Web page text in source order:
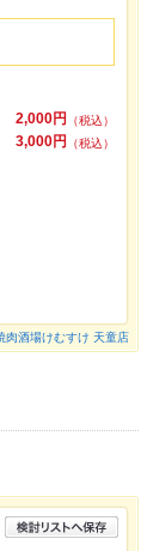
2,000円
（税込）
3,000円
（税込）
肉酒場けむすけ 天童店